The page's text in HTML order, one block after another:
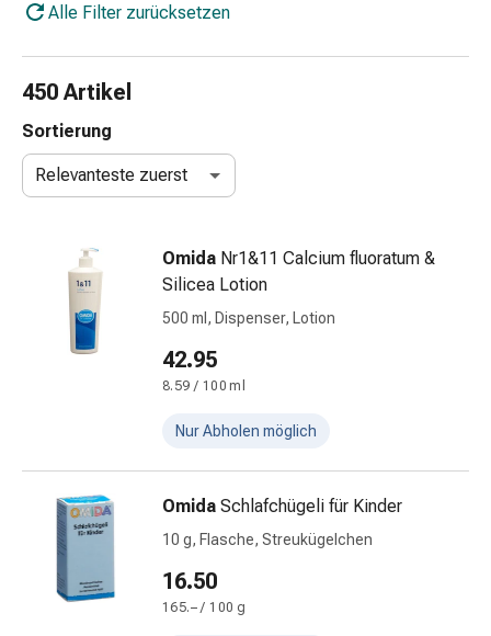
Hustenbonbons
Inhalationsgerät
&
Nasendusche
Taschentücher
Herz
&
Kompressionsstrümpfe
Venen
Herznerven-
Störung
Gedächtnis-
Alle Filter zurücksetzen
450 Artikel
Sortierung
Relevanteste zuerst
Omida Nr1&11 Calcium fluoratum &
Silicea Lotion
500 ml, Dispenser, Lotion
42.95
8.59 / 100 ml
Nur Abholen möglich
Omida Schlafchügeli für Kinder
10 g, Flasche, Streukügelchen
16.50
165.– / 100 g